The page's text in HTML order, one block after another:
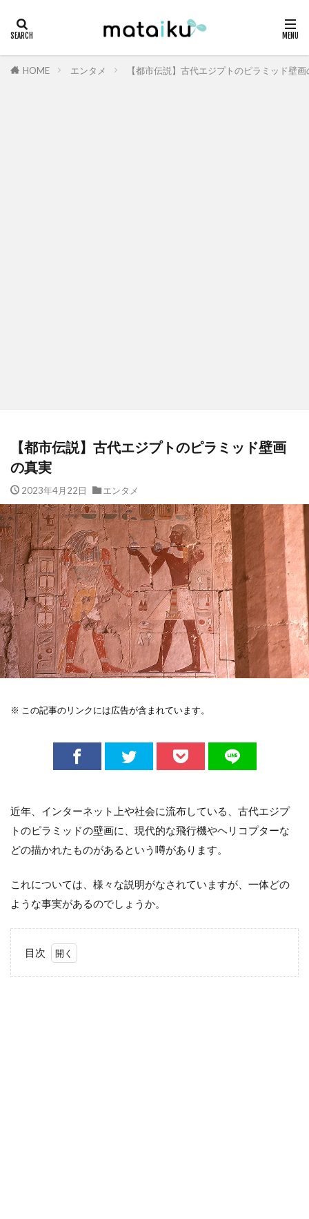
HOME エンタメ 【都市伝説】古代エジプトのピラミッド壁
【都市伝説】古代エジプトのピラミッド壁画
の真実
2023年4月22日 エンタメ
※ この記事のリンクには広告が含まれています。
近年、インターネット上や社会に流布している、古代エジプ
トのピラミッドの壁画に、現代的な飛行機やヘリコプターな
どの描かれたものがあるという噂があります。
これについては、様々な説明がなされていますが、一体どの
ような事実があるのでしょうか。
目次